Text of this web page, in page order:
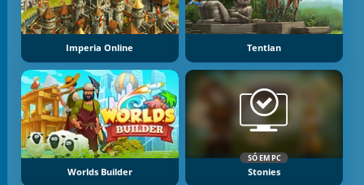
Imperia Online Tentlan
Worlds Builder
SÓ EM PC
Stonies